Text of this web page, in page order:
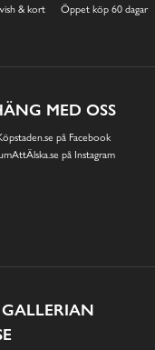
& kort Öppet köp 60 dagar
MED OSS
på Facebook
på Instagram